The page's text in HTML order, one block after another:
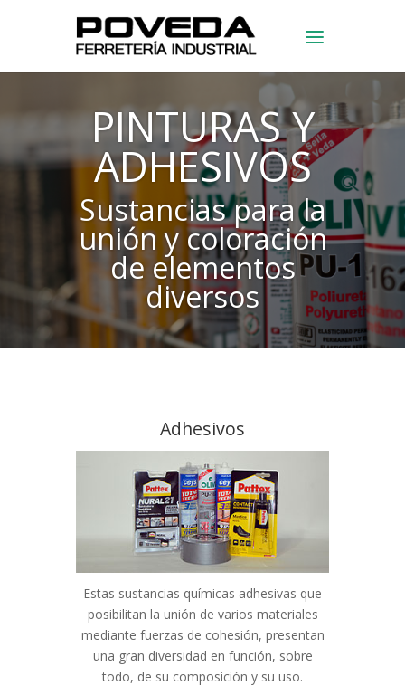
PINTURAS Y
ADHESIVOS
Sustancias para la
unión y coloración
de elementos
diversos
Adhesivos
Estas sustancias químicas adhesivas que
posibilitan la unión de varios materiales
mediante fuerzas de cohesión, presentan
una gran diversidad en función, sobre
todo, de su composición y su uso.